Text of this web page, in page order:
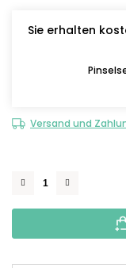
Sie erhalten
Versand und